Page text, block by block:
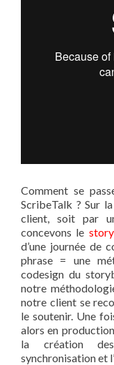
Comment se
ScribeTalk ? Sur la
client, soit par
concevons le
d’une journée de
phrase = une
codesign du
notre
notre client se
le soutenir. Une
alors en
la création
synchronisation et